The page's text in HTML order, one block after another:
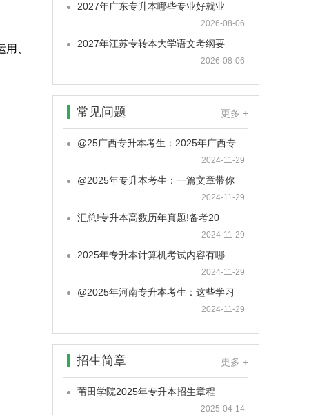
、
2027年广东专升本哪些专业好就业
2026-08-06
2027年江苏专转本大学语文考纲要
2026-08-06
常见问题 更多 +
@25广西专升本考生：2025年广西专
2024-11-29
@2025年专升本考生：一篇文章带你
2024-11-29
汇总!专升本高数历年真题!备考20
2024-11-29
2025年专升本计算机考试内容有哪
2024-11-29
@2025年河南专升本考生：这些学习
2024-11-29
招生简章 更多 +
莆田学院2025年专升本招生章程
2025-04-14